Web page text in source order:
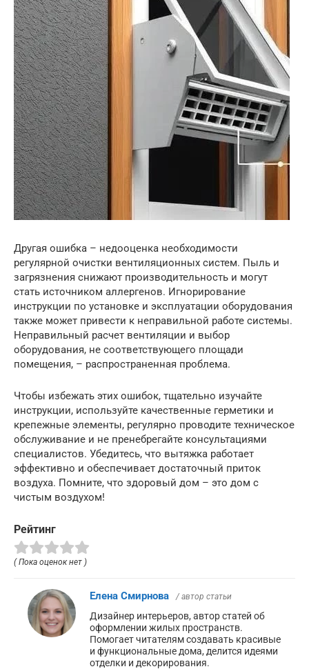
Другая ошибка – недооценка необходимости
регулярной очистки вентиляционных систем. Пыль и
загрязнения снижают производительность и могут
стать источником аллергенов. Игнорирование
инструкции по установке и эксплуатации оборудования
также может привести к неправильной работе системы.
Неправильный расчет вентиляции и выбор
оборудования, не соответствующего площади
помещения, – распространенная проблема.
Чтобы избежать этих ошибок, тщательно изучайте
инструкции, используйте качественные герметики и
крепежные элементы, регулярно проводите техническое
обслуживание и не пренебрегайте консультациями
специалистов. Убедитесь, что вытяжка работает
эффективно и обеспечивает достаточный приток
воздуха. Помните, что здоровый дом – это дом с
чистым воздухом!
Рейтинг
( Пока оценок нет )
Елена Смирнова / автор статьи
Дизайнер интерьеров, автор статей об
оформлении жилых пространств.
Помогает читателям создавать красивые
и функциональные дома, делится идеями
отделки и декорирования.